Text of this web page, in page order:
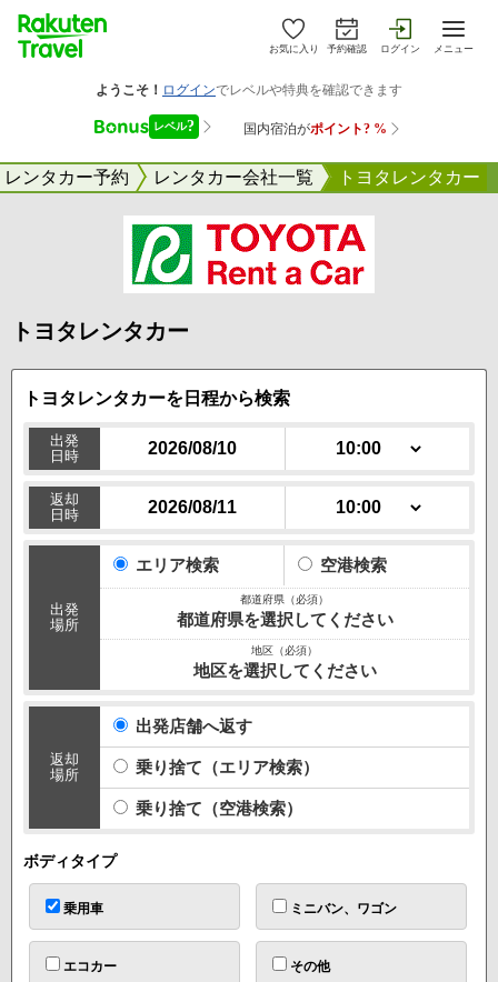
お気に入り 予約確認 ログイン メニュー
レンタカー予約 レンタカー会社一覧 トヨタレンタカー
トヨタレンタカー
トヨタレンタカーを日程から検索
出発
日時
返却
日時
出発
場所
エリア検索 空港検索
都道府県を選択してください
地区を選択してください
返却
場所
出発店舗へ返す
乗り捨て（エリア検索）
乗り捨て（空港検索）
ボディタイプ
乗用車 ミニバン、ワゴン
エコカー その他